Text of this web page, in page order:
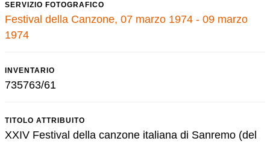
SERVIZIO FOTOGRAFICO
Festival della Canzone, 07 marzo 1974 - 09 marzo
1974
INVENTARIO
735763/61
TITOLO ATTRIBUITO
XXIV Festival della canzone italiana di Sanremo (del